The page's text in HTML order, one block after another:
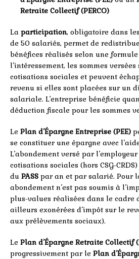
Retraite Collectif (PERCO)
La participation, obligatoire dans
de 50 salariés, permet de
bénéfices réalisés selon une
l’intéressement, les sommes
cotisations sociales et peuvent
revenu si elles sont placées sur un
salariale. L’entreprise bénéficie
déduction fiscale pour les sommes
Le Plan d’Épargne Entreprise (PEE)
se constituer une épargne avec
L’abondement versé par
cotisations sociales (hors CSG-
du PASS par an et par salarié. Pour
abondement n’est pas soumis à
plus-values réalisées dans le cadre
ailleurs exonérées d’impôt sur le
aux prélèvements sociaux).
Le Plan d’Épargne Retraite Collectif
progressivement par le Plan